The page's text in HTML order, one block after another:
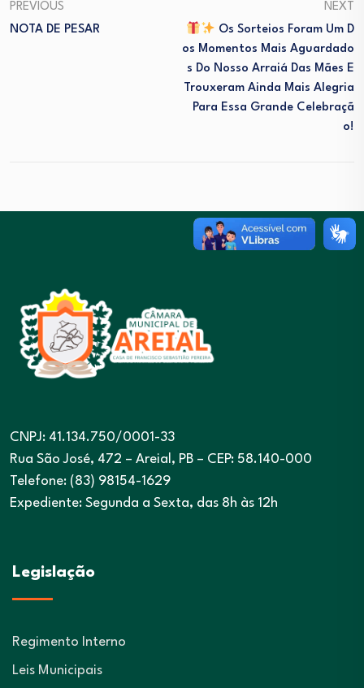
PREVIOUS
NOTA DE PESAR
NEXT
Os Sorteios Foram Um D
Os Momentos Mais Aguardado
S Do Nosso Arraiá Das Mães E
Trouxeram Ainda Mais Alegria
Para Essa Grande Celebraçã
O!
CNPJ: 41.134.750/0001-33
Rua São José, 472 – Areial, PB – CEP: 58.140-000
Telefone: (83) 98154-1629
Expediente: Segunda a Sexta, das 8h às 12h
Legislação
Regimento Interno
Leis Municipais